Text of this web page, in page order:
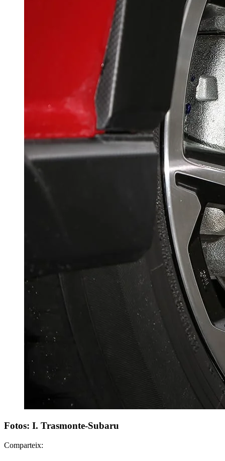
Fotos: I. Trasmonte-Subaru
Comparteix: